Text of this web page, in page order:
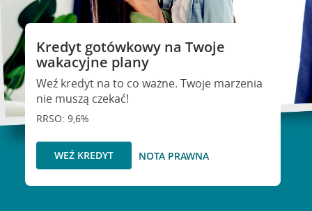
Kredyt gotówkowy na Twoje
wakacyjne plany
Weź kredyt na to co ważne. Twoje marzenia
nie muszą czekać!
RRSO: 9,6%
WEŹ KREDYT NOTA PRAWNA